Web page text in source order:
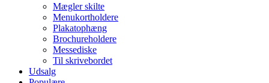
Mægler skilte
Menukortholdere
Plakatophæng
Brochureholdere
Messediske
Til skrivebordet
Udsalg